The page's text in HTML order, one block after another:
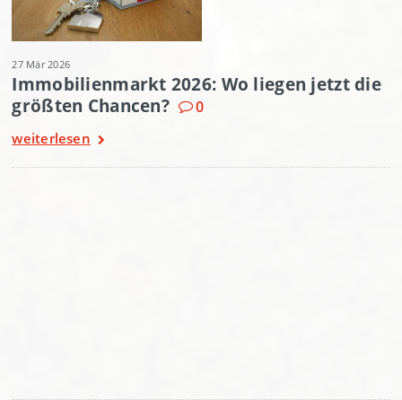
27 Mär 2026
Immobilienmarkt 2026: Wo liegen jetzt die
größten Chancen?
0
weiterlesen